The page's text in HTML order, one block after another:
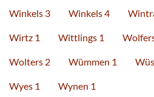
Winkels 3 Winkels 4
Wirtz 1 Wittlings 1
Wolters 2 Wümmen 1
Wyes 1 Wynen 1